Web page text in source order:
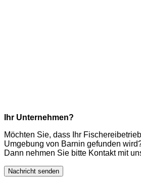
Ihr Unternehmen?
Möchten Sie, dass Ihr
Umgebung von Barnin gefunden
Dann nehmen Sie bitte Kontakt mit
Nachricht senden